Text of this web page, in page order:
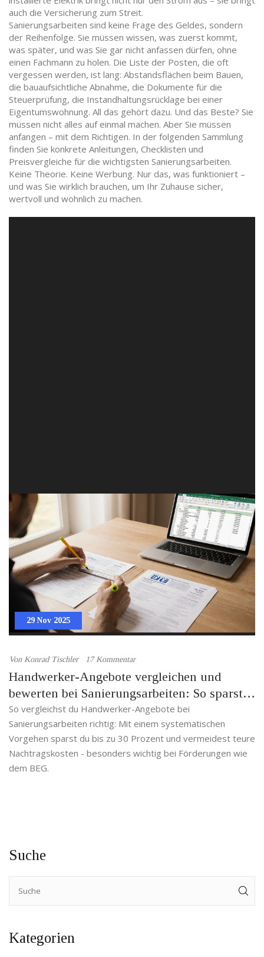
auch die Versicherung zum Streit.
Sanierungsarbeiten sind keine Frage des Geldes, sondern
der Reihenfolge. Sie müssen wissen, was zuerst kommt,
was später, und was Sie gar nicht anfassen dürfen, ohne
einen Fachmann zu holen. Die Liste der Posten, die oft
vergessen werden, ist lang: Abstandsflächen beim Bauen,
die bauaufsichtliche Abnahme, die Dokumente für die
Steuerprüfung, die Instandhaltungsrücklage bei einer
Eigentumswohnung. All das gehört dazu. Und das Beste? Sie
müssen nicht alles auf einmal machen. Aber Sie müssen
anfangen – mit dem Richtigen. In der folgenden Sammlung
finden Sie konkrete Anleitungen, Checklisten und
Preisvergleiche für die wichtigsten Sanierungsarbeiten.
Keine Theorie. Keine Werbung. Nur das, was funktioniert –
und was Sie wirklich brauchen, um Ihr Zuhause sicher,
wertvoll und wohnlich zu machen.
29 Nov 2025
Von Konrad Tischler 17 Kommentar
Handwerker-Angebote vergleichen und
bewerten bei Sanierungsarbeiten: So sparst
du bis zu 30 Prozent
So vergleichst du Handwerker-Angebote bei
Sanierungsarbeiten richtig: Mit einem systematischen
Vorgehen sparst du bis zu 30 Prozent und vermeidest teure
Nachtragskosten - besonders wichtig bei Förderungen wie
dem BEG.
Suche
Kategorien